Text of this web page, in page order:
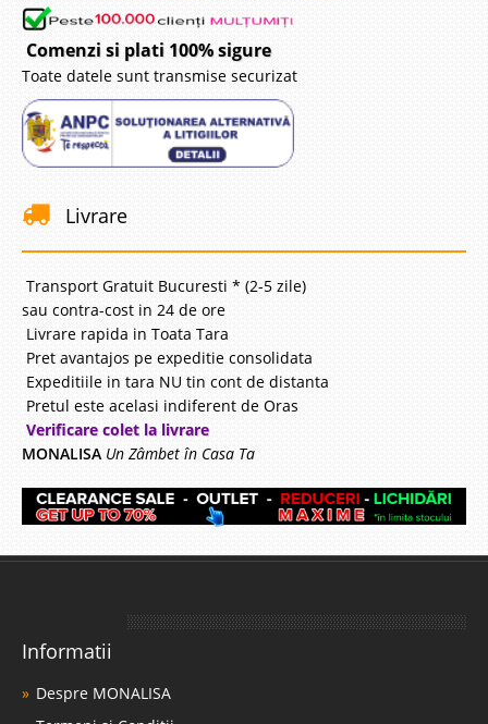
Covor Alb cu Galben Auriu - Calitate
Top - Soprano 8000 yellow
Covor Alb cu Galben Auriu de Calitate – Model Original de Lux – Soprano
atunci cand va doriti o amenajare eleganta. Din punct de vedere al calitatii
noi recoma..
348 Lei
Pret Redus240 Lei
Stoc Epuizat - Indisponibil
Adauga la Favorite
-20%
Covor copii tineret Go Football
Armoni blue 125x180 Therapist
Comenzi si plati 100% sigure
Toate datele sunt transmise securizat
Livrare
Transport Gratuit Bucuresti * (2-5 zile)
sau contra-cost in 24 de ore
Livrare rapida in Toata Tara
Pret avantajos pe expeditie consolidata
Expeditiile in tara NU tin cont de distanta
Pretul este acelasi indiferent de Oras
Verificare colet la livrare
MONALISA Un Zâmbet în Casa Ta
Informatii
Despre MONALISA